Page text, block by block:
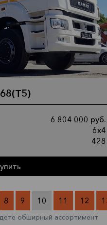
6 804 000 руб.
6х4
428
8 9 10 11 12
обширный ассортимент